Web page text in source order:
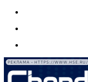
РЕКЛАМА • HTTPS://WWW.HSE.RU/